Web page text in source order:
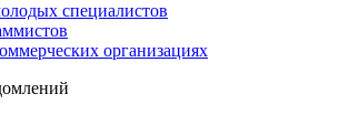
специалистов
организациях